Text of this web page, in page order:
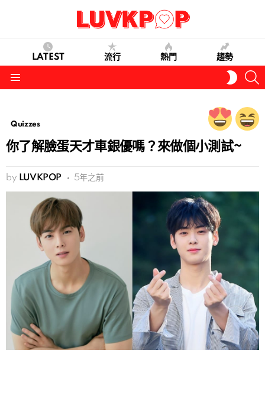
LATEST 流行 熱門 趨勢
SKIN
Quizzes
你了解臉蛋天才車銀優嗎？來做個小測試~
by LUVKPOP 5年之前